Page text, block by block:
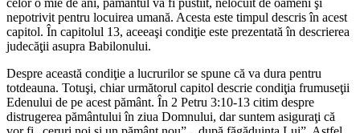
celor o mie de ani, pământul va fi pustiit, nelocuit de oameni şi
nepotrivit pentru locuirea umană. Acesta este timpul descris în acest
capitol. În capitolul 13, aceeaşi condiţie este prezentată în descrierea
judecăţii asupra Babilonului.
Despre această condiţie a lucrurilor se spune că va dura pentru
totdeauna. Totuşi, chiar următorul capitol descrie condiţia frumuseţii
Edenului de pe acest pământ. În 2 Petru 3:10-13 citim despre
distrugerea pământului în ziua Domnului, dar suntem asiguraţi că